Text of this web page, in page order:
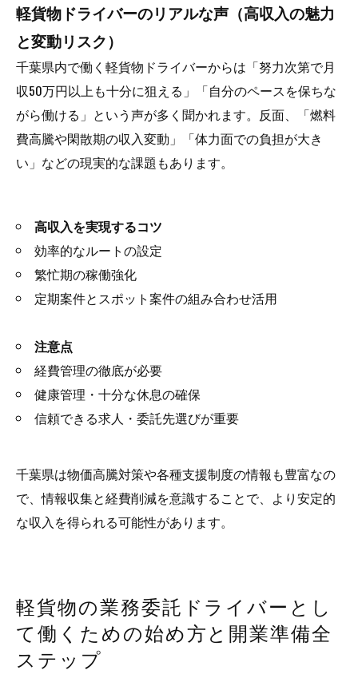
軽貨物ドライバーのリアルな声（高収入の魅力
と変動リスク）
千葉県内で働く軽貨物ドライバーからは「努力次第で月
収50万円以上も十分に狙える」「自分のペースを保ちな
がら働ける」という声が多く聞かれます。反面、「燃料
費高騰や閑散期の収入変動」「体力面での負担が大き
い」などの現実的な課題もあります。
高収入を実現するコツ
効率的なルートの設定
繁忙期の稼働強化
定期案件とスポット案件の組み合わせ活用
注意点
経費管理の徹底が必要
健康管理・十分な休息の確保
信頼できる求人・委託先選びが重要
千葉県は物価高騰対策や各種支援制度の情報も豊富なの
で、情報収集と経費削減を意識することで、より安定的
な収入を得られる可能性があります。
軽貨物の業務委託ドライバーとし
て働くための始め方と開業準備全
ステップ